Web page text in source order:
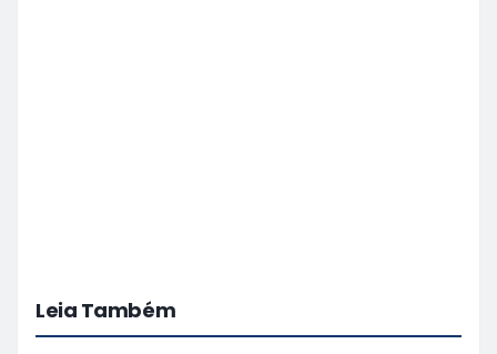
Leia Também